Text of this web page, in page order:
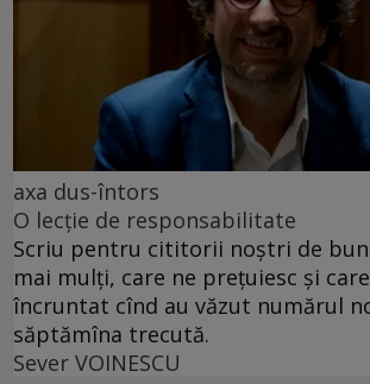
axa dus-întors
O lecție de responsabilitate
Scriu pentru cititorii noștri de
mai mulți, care ne prețuiesc și
încruntat cînd au văzut numărul
săptămîna trecută.
Sever VOINESCU